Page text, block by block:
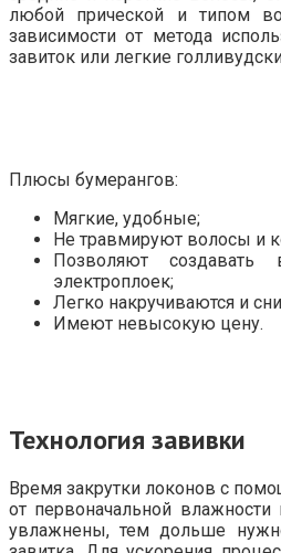
любой прической и типом
зависимости от метода
завиток или легкие
Плюсы бумерангов:
Мягкие, удобные;
Не травмируют волосы и
Позволяют
электроплоек;
Легко накручиваются и
Имеют невысокую цену.
Технология завивки
Время закрутки локонов с
от первоначальной
увлажнены, тем дольше